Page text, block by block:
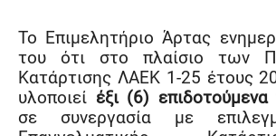
Το Επιμελητήριο Άρτας
του ότι στο πλαίσιο των
Κατάρτισης ΛΑΕΚ 1-25 έτους
υλοποιεί έξι (6)
σε συνεργασία με